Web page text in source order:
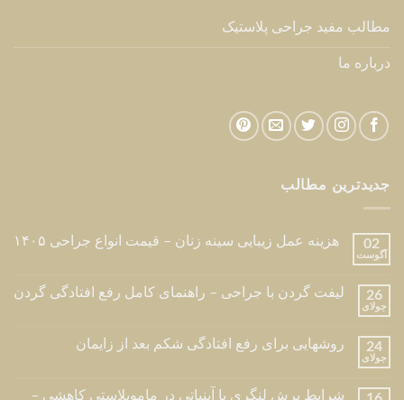
مطالب مفید جراحی پلاستیک
درباره ما
جدیدترین مطالب
02
آگوست
هزینه عمل زیبایی سینه زنان – قیمت انواع جراحی ۱۴۰۵
26
جولای
لیفت گردن با جراحی – راهنمای کامل رفع افتادگی گردن
24
جولای
روشهایی برای رفع افتادگی شکم بعد از زایمان
شرایط برش لنگری یا آبنباتی در ماموپلاستی کاهشی –